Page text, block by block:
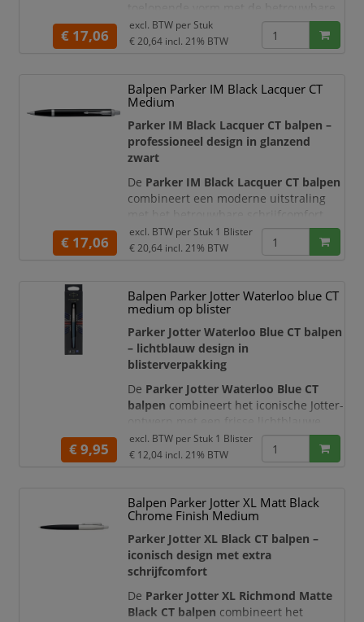
schrijfkwaliteit van Parker. De metalen
houder heeft een rijke, donker
gepolijste chroomkleurige details en
karakteristieke pijlvormige Parker-clip
geven de pen een verzorgde en
professionele uit
€ 17,06
excl. BTW per Stuk
€ 20,64 incl. 21% BTW
Balpen Parker IM Black Lacquer CT
Medium
Parker IM Black Lacquer CT balpen –
professioneel design in glanzend
zwart
De Parker IM Black Lacquer CT balpen
combineert een moderne uitstraling
met het betrouwbare schrijfcomfort
van Parker. De metalen houder is
voorzien van een intens zwarte,
chroomkleurige details. De
kenmerkende pijlvormige Parker-clip
maakt het professionele ontwerp
compleet.
Dankzij de slanke, taps toelop
€ 17,06
excl. BTW per Stuk 1 Blister
€ 20,64 incl. 21% BTW
Balpen Parker Jotter Waterloo blue CT
medium op blister
Parker Jotter Waterloo Blue CT balpen
– lichtblauw design in
blisterverpakking
De Parker Jotter Waterloo Blue CT
balpen combineert het iconische Jotter-
ontwerp met een frisse lichtblauwe
afwerking. De roestvrijstalen houder,
metalen dop en hoogglanzende
professionele uitstraling.
Parker Quinkflow-vulling met
medium punt. Deze vulling zo
€ 9,95
excl. BTW per Stuk 1 Blister
€ 12,04 incl. 21% BTW
Balpen Parker Jotter XL Matt Black
Chrome Finish Medium
Parker Jotter XL Black CT balpen –
iconisch design met extra
schrijfcomfort
De Parker Jotter XL Richmond Matte
Black CT balpen combineert het